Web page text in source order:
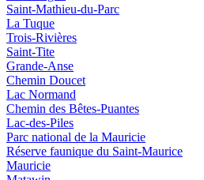
Saint-Mathieu-du-Parc
La Tuque
Trois-Rivières
Saint-Tite
Grande-Anse
Chemin Doucet
Lac Normand
Chemin des Bêtes-Puantes
Lac-des-Piles
Parc national de la Mauricie
Réserve faunique du Saint‑Maurice
Mauricie